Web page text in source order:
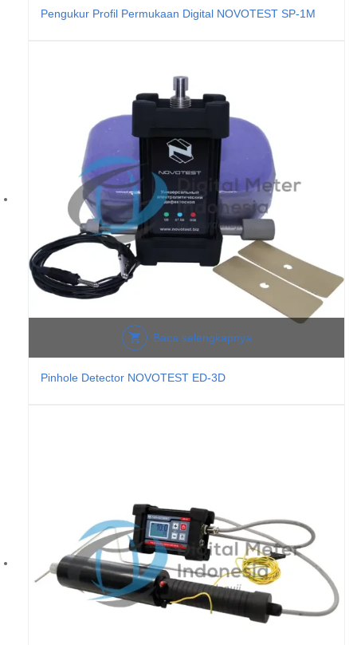
Pengukur Profil Permukaan Digital NOVOTEST SP-1M
Baca selengkapnya
Pinhole Detector NOVOTEST ED-3D